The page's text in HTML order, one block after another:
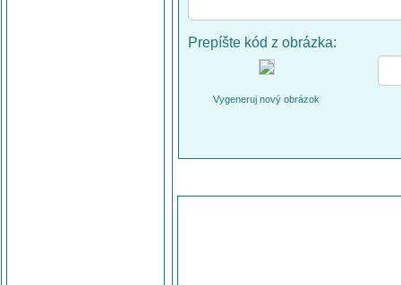
Prepíšte kód z obrázka:
Vygeneruj nový obrázok